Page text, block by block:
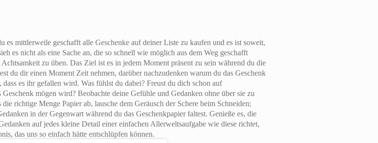
es mittlerweile geschafft alle Geschenke auf deiner Liste zu kaufen und es ist soweit,
es nicht als eine Sache an, die so schnell wie möglich aus dem Weg geschafft
zu üben. Das Ziel ist es in jedem Moment präsent zu sein während du die
du dir einen Moment Zeit nehmen, darüber nachzudenken warum du das Geschenk
es ihr gefallen wird. Was fühlst du dabei? Freust du dich schon auf
mögen wird? Beobachte deine Gefühle und Gedanken ohne über sie zu
richtige Menge Papier ab, lausche dem Geräusch der Schere beim Schneiden;
in der Gegenwart während du das Geschenkpapier faltest. Genieße es, die
auf jedes kleine Detail einer einfachen Allerweltsaufgabe wie diese richtet,
das uns so einfach hätte entschlüpfen können.